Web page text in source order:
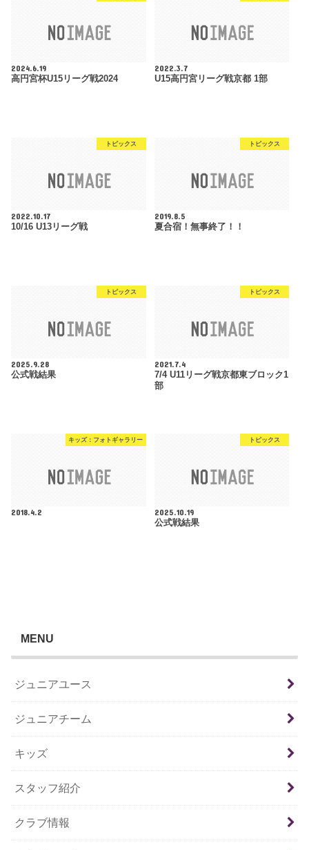
2024.6.19
高円宮杯U15リーグ戦2024
2022.3.7
U15高円宮リーグ戦京都 1部
トピックス
2022.10.17
10/16 U13リーグ戦
トピックス
2019.8.5
夏合宿！無事終了！！
トピックス
2025.9.28
公式戦結果
トピックス
2021.7.4
7/4 U11リーグ戦京都東ブロック1
部
キッズ：フォトギャラリー
2018.4.2
トピックス
2025.10.19
公式戦結果
MENU
ジュニアユース
ジュニアチーム
キッズ
スタッフ紹介
クラブ情報